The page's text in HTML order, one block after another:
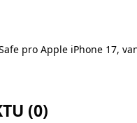
pro Apple iPhone 17,
(0)